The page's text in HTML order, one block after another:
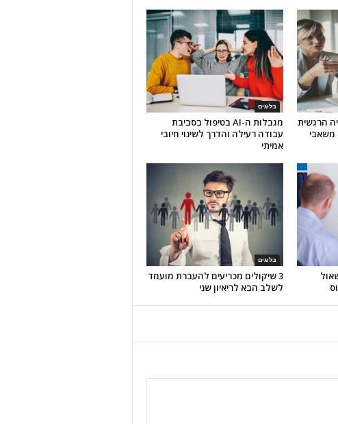
בלוגים
מגבלות ה-AI בטיפול בסביבת
עבודה רעילה והדרך לשינוי חיובי
אמיתי
הרגשית
בלוגים
3 שיקולים מכריעים להעברת מועמד
לשלב הבא לריאיון שני